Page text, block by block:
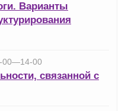
Варианты
00—14-00
связанной с